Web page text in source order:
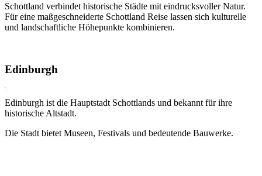
Schottland verbindet historische Städte mit eindrucksvoller Natur.
Für eine maßgeschneiderte Schottland Reise lassen sich kulturelle
und landschaftliche Höhepunkte kombinieren.
Edinburgh
Edinburgh ist die Hauptstadt Schottlands und bekannt für ihre
historische Altstadt.
Die Stadt bietet Museen, Festivals und bedeutende Bauwerke.